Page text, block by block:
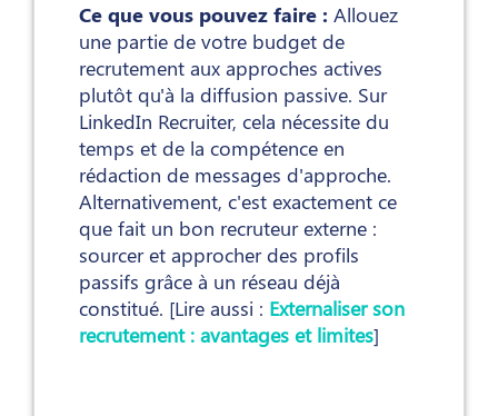
Ce que vous pouvez faire : Allouez
une partie de votre budget de
recrutement aux approches actives
plutôt qu'à la diffusion passive. Sur
LinkedIn Recruiter, cela nécessite du
temps et de la compétence en
rédaction de messages d'approche.
Alternativement, c'est exactement ce
que fait un bon recruteur externe :
sourcer et approcher des profils
passifs grâce à un réseau déjà
constitué. [Lire aussi : Externaliser son
recrutement : avantages et limites]